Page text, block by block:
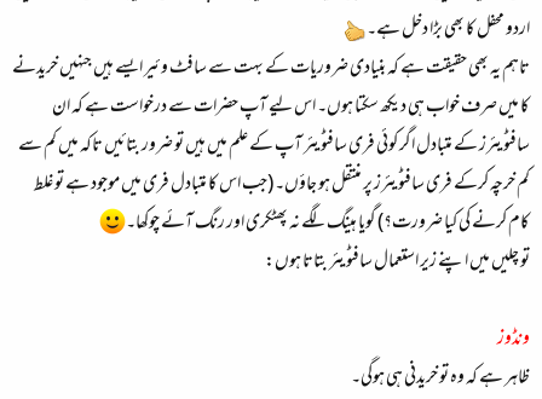
اردو محفل کا بھی بڑا دخل ہے۔
تاہم یہ بھی حقیقت ہے کہ بنیادی ضروریات کے بہت سے سافٹ وئیر ایسے ہیں جنہیں خریدنے
کا میں صرف خواب ہی دیکھ سکتا ہوں۔ اس لیے آپ حضرات سے درخواست ہے کہ ان
سافٹویئرز کے متبادل اگر کوئی فری سافٹویئر آپ کے علم میں ہیں تو ضرور بتائیں تاکہ میں کم سے
کم خرچہ کرکے فری سافٹویئرز پر منتقل ہو جاؤں۔ (جب اس کا متبادل فری میں موجود ہے تو غلط
کام کرنے کی کیا ضرورت؟) گویا ہینگ لگے نہ پھٹکری اور رنگ آئے چوکھا۔
تو چلیں میں اپنے زیر استعمال سافٹویئر بتاتا ہوں:
ونڈوز
ظاہر ہے کہ وہ تو خریدنی ہی ہوگی۔